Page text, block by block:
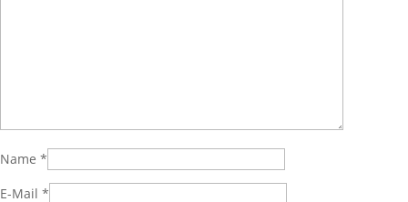
Name *
E-Mail *